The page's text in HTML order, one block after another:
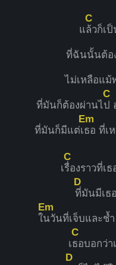
แ
C
ล้วก็เ
ที่ฉันนั้นต้อ
ไม่เหลือแม้
ที่มันก็ต้องผ่านไ
C
ป
ที่มันก็มีแต่เ
Em
ธอ ที่เ
เ
C
รื่องราวที่เ
D
ที่มันมีเธ
ใ
Em
นวันที่เจ็บและช้
เ
C
ธอบอกว่า
D